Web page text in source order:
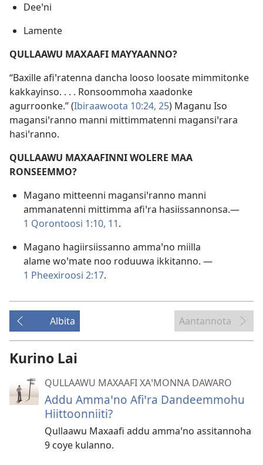
Deeꞌni
Lamente
QULLAAWU MAXAAFI MAYYAANNO?
“Baxille afiꞌratenna dancha looso loosate mimmitonke
kakkayinso. . . . Ronsoommoha xaadonke
agurroonke.” (Ibiraawoota 10:24, 25) Maganu Iso
magansiꞌranno manni mittimmatenni magansiꞌrara
hasiꞌranno.
QULLAAWU MAXAAFINNI WOLERE MAA
RONSEEMMO?
Magano mitteenni magansiꞌranno manni
ammanatenni mittimma afiꞌra hasiissannonsa.—
1 Qorontoosi 1:10, 11.
Magano hagiirsiissanno ammaꞌno miilla
alame woꞌmate noo roduuwa ikkitanno. —
1 Pheexiroosi 2:17.
Albita Aantannota
Kurino Lai
QULLAAWU MAXAAFI XAꞌMONNA DAWARO
Addu Ammaꞌno Afiꞌra Dandeemmohu
Hiittoonniiti?
Qullaawu Maxaafi addu ammaꞌno assitannoha
9 coye kulanno.